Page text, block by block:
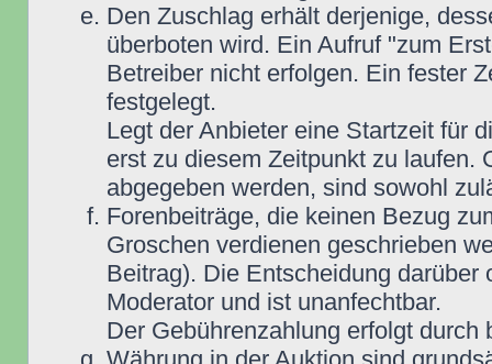
Den Zuschlag erhält derjenige,
überboten wird. Ein Aufruf "zum
Betreiber nicht erfolgen. Ein fester
festgelegt.
Legt der Anbieter eine Startzeit für
erst zu diesem Zeitpunkt zu laufen.
abgegeben werden, sind sowohl
Forenbeiträge, die keinen Bezug
Groschen verdienen geschrieben
Beitrag). Die Entscheidung darüber
Moderator und ist unanfechtbar.
Der Gebührenzahlung erfolgt durch